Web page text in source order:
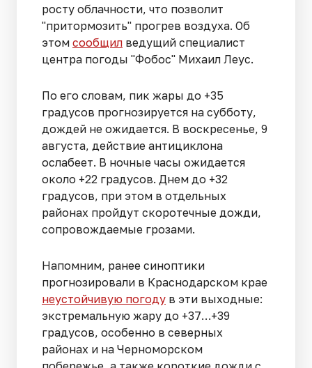
росту облачности, что позволит
"притормозить" прогрев воздуха. Об
этом сообщил ведущий специалист
центра погоды "Фобос" Михаил Леус.
По его словам, пик жары до +35
градусов прогнозируется на субботу,
дождей не ожидается. В воскресенье, 9
августа, действие антициклона
ослабеет. В ночные часы ожидается
около +22 градусов. Днем до +32
градусов, при этом в отдельных
районах пройдут скоротечные дожди,
сопровождаемые грозами.
Напомним, ранее синоптики
прогнозировали в Краснодарском крае
неустойчивую погоду в эти выходные:
экстремальную жару до +37…+39
градусов, особенно в северных
районах и на Черноморском